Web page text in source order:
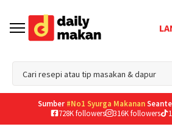
Sumber #No1 Syurga Makanan
728K followers
316K followers